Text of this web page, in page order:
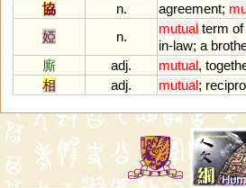
協
n. agreement;
婭
n.
mutual term of
in-law; a
廝
adj. mutual,
相
adj. mutual;